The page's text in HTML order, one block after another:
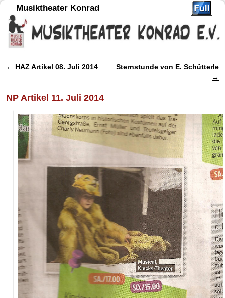
Musiktheater Konrad
Artikelnavigation
← HAZ Artikel 08. Juli 2014
Sternstunde von E. Schütterle
→
NP Artikel 11. Juli 2014